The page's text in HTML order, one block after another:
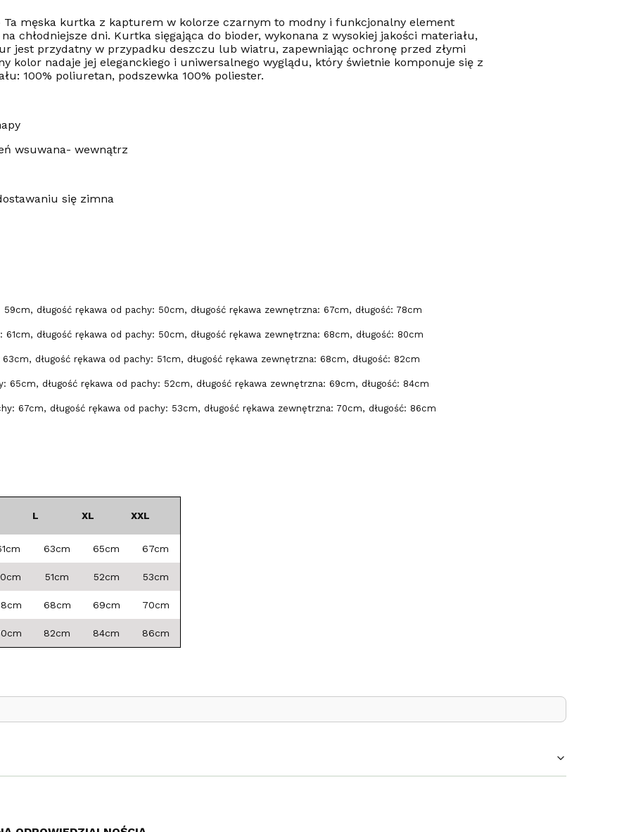
Ta męska kurtka z kapturem w kolorze czarnym to modny i funkcjonalny element
chłodniejsze dni. Kurtka sięgająca do bioder, wykonana z wysokiej jakości materiału,
jest przydatny w przypadku deszczu lub wiatru, zapewniając ochronę przed złymi
kolor nadaje jej eleganckiego i uniwersalnego wyglądu, który świetnie komponuje się z
100% poliuretan, podszewka 100% poliester.
wsuwana- wewnątrz
się zimna
długość rękawa od pachy: 50cm, długość rękawa zewnętrzna: 67cm, długość: 78cm
długość rękawa od pachy: 50cm, długość rękawa zewnętrzna: 68cm, długość: 80cm
długość rękawa od pachy: 51cm, długość rękawa zewnętrzna: 68cm, długość: 82cm
65cm, długość rękawa od pachy: 52cm, długość rękawa zewnętrzna: 69cm, długość: 84cm
67cm, długość rękawa od pachy: 53cm, długość rękawa zewnętrzna: 70cm, długość: 86cm
L XL XXL
63cm 65cm 67cm
51cm 52cm 53cm
68cm 69cm 70cm
82cm 84cm 86cm